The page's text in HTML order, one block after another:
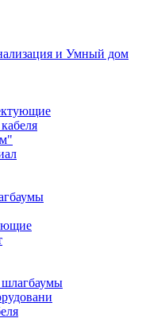
и Умный дом
шлагбаумы